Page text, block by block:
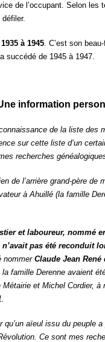
de l’occupant. Selon
à 1945. C’est son
succédé de 1945 à 1947.
information
de la liste des
sur cette liste d’un
recherches
de l’arrière grand-père
à Ahuillé (la famille
et laboureur, nommé
pas été reconduit
nommer Claude Jean
la famille Derenne avaient
et Michel Cordier, à
aïeul issu du peuple
Ce sont mes